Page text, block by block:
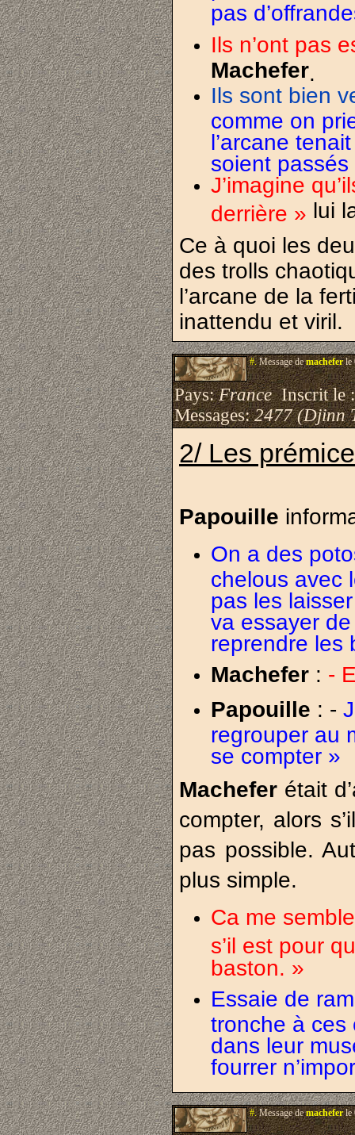
pas
Ils n’ont pas
Machefer
Ils sont bien
comme on
l’arcane
soient
J’imagine
derrière » lui
Ce à quoi les
des trolls
l’arcane de la
inattendu et viril.
#.Message demacheferle
Pays:FranceInscrit le
Messages:2477 (Djinn
2/ Les
Papouille
On a des
chelous avec
pas les
va essayer
reprendre les
Machefer : -
Papouille : -
regrouper au
se compter »
Machefer était
compter, alors
pas possible.
plus simple.
Ca me
s’il est pour
baston. »
Essaie de
tronche à ces
dans leur
fourrer
#.Message demacheferle